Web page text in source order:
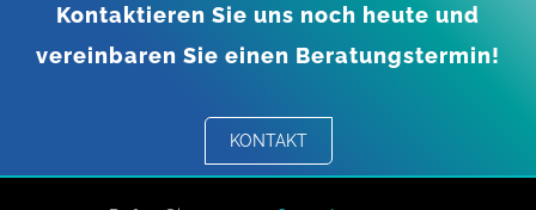
Kontaktieren Sie uns noch heute und
vereinbaren Sie einen Beratungstermin!
KONTAKT